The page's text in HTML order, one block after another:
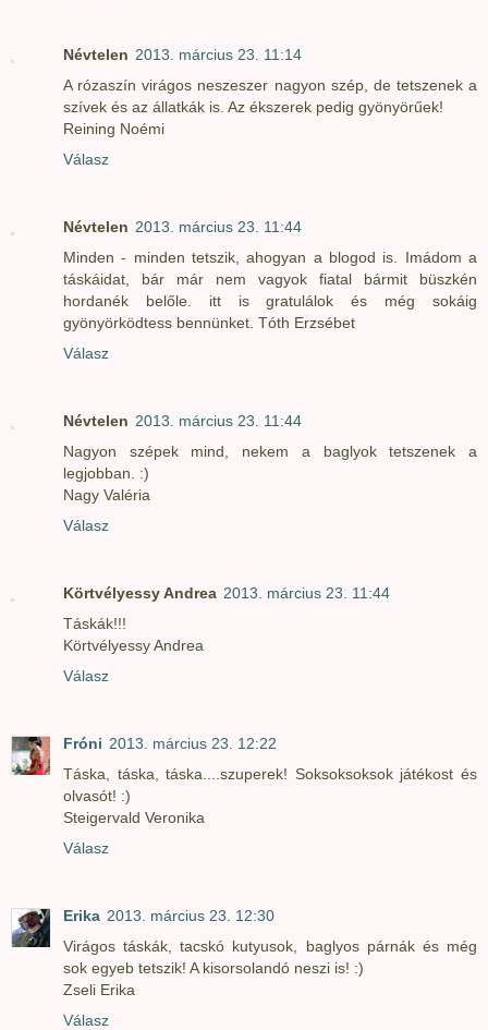
Névtelen 2013. március 23. 11:14
A rózaszín virágos neszeszer nagyon szép, de tetszenek a
szívek és az állatkák is. Az ékszerek pedig gyönyörűek!
Reining Noémi
Válasz
Névtelen 2013. március 23. 11:44
Minden - minden tetszik, ahogyan a blogod is. Imádom a
táskáidat, bár már nem vagyok fiatal bármit büszkén
hordanék belőle. itt is gratulálok és még sokáig
gyönyörködtess bennünket. Tóth Erzsébet
Válasz
Névtelen 2013. március 23. 11:44
Nagyon szépek mind, nekem a baglyok tetszenek a
legjobban. :)
Nagy Valéria
Válasz
Körtvélyessy Andrea 2013. március 23. 11:44
Táskák!!!
Körtvélyessy Andrea
Válasz
Fróni 2013. március 23. 12:22
Táska, táska, táska....szuperek! Soksoksoksok játékost és
olvasót! :)
Steigervald Veronika
Válasz
Erika 2013. március 23. 12:30
Virágos táskák, tacskó kutyusok, baglyos párnák és még
sok egyeb tetszik! A kisorsolandó neszi is! :)
Zseli Erika
Válasz